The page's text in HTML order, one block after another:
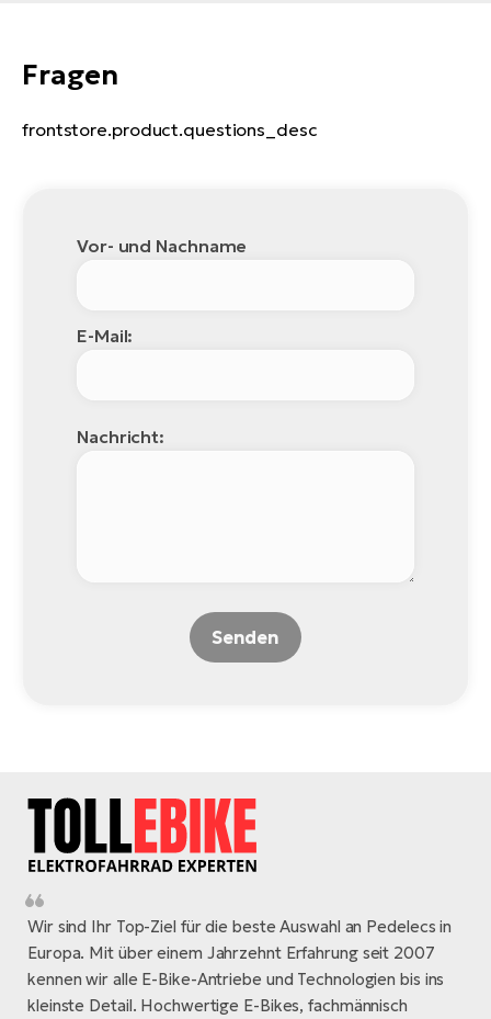
Fragen
frontstore.product.questions_desc
Vor- und Nachname
E-Mail:
Nachricht:
Senden
Wir sind Ihr Top-Ziel für die beste Auswahl an Pedelecs in
Europa. Mit über einem Jahrzehnt Erfahrung seit 2007
kennen wir alle E-Bike-Antriebe und Technologien bis ins
kleinste Detail. Hochwertige E-Bikes, fachmännisch